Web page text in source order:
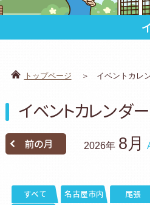
トップページ イベントカレ
イベントカレンダー
2026年 8月
すべて 名古屋市内 尾張